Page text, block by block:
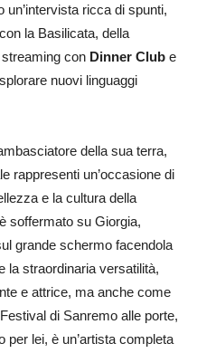
un’intervista ricca di spunti,
la Basilicata, della
con Dinner Club e
nuovi linguaggi
della sua terra,
rappresenti un’occasione di
e la cultura della
soffermato su Giorgia,
grande schermo facendola
la straordinaria versatilità,
e attrice, ma anche come
di Sanremo alle porte,
per lei, è un’artista completa